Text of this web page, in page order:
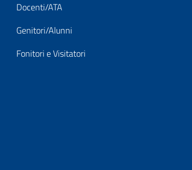
Docenti/ATA
Genitori/Alunni
Fonitori e Visitatori